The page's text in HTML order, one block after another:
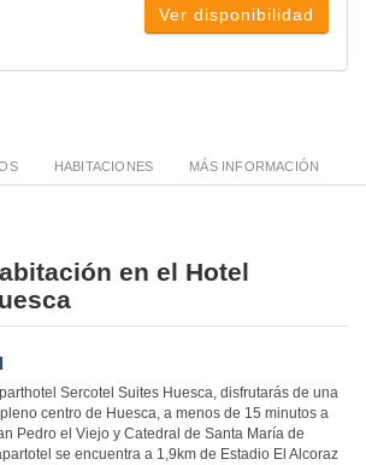
Ver disponibilidad
HABITACIONES MÁS INFORMACIÓN
en el Hotel
Sercotel Suites Huesca, disfrutarás de una
centro de Huesca, a menos de 15 minutos a
Pedro el Viejo y Catedral de Santa María de
se encuentra a 1,9km de Estadio El Alcoraz